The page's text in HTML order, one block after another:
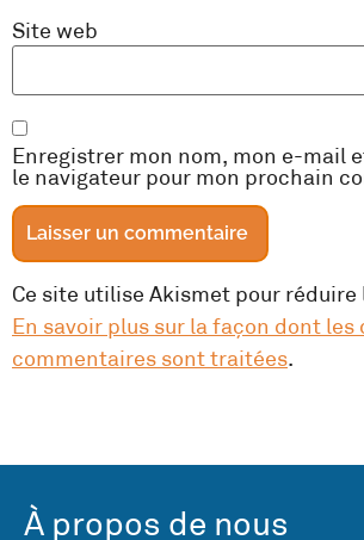
Site web
Enregistrer mon nom, mon e-mail
le navigateur pour mon prochain
Ce site utilise Akismet pour
En savoir plus sur la façon dont les
commentaires sont traitées.
À propos de nous